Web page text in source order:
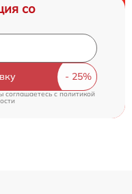
со
соглашаетесь c политикой